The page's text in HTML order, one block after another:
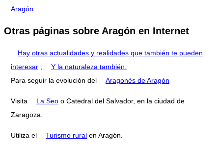
Aragón.
Otras páginas sobre Aragón en Internet
Hay otras actualidades y realidades que también te pueden
interesar
Y la naturaleza también.
Para seguir la evolución del
Aragonés de Aragón
Visita La Seo o Catedral del Salvador, en la ciudad de
Zaragoza.
Utiliza el Turismo rural en Aragón.